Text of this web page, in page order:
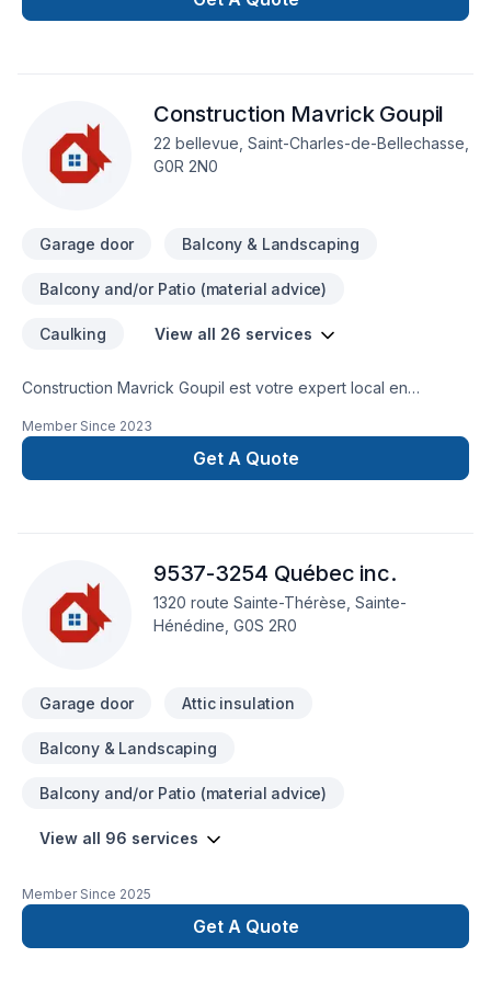
Boutiques, Disponible 7J/7.
Construction Mavrick Goupil
22 bellevue, Saint-Charles-de-Bellechasse,
G0R 2N0
Garage door Balcony & Landscaping
Balcony and/or Patio (material advice)
Caulking View all 26 services
Construction Mavrick Goupil est votre expert local en
Commercial, Excavation, Garage, Gouttières, Porte de
garage, Portes et fenêtres, Rénovation générale,
Revêtement extérieur, Toiture en acier dans les secteurs de
vos délais et votre vision. Transformons ensemble vos idées
en réalité. Contactez-nous dès maintenant.
Member Since 2023
Get A Quote
9537-3254 Québec inc.
1320 route Sainte-Thérèse, Sainte-
Hénédine, G0S 2R0
Garage door Attic insulation
Balcony & Landscaping
Balcony and/or Patio (material advice)
View all 96 services
Member Since 2025
Get A Quote